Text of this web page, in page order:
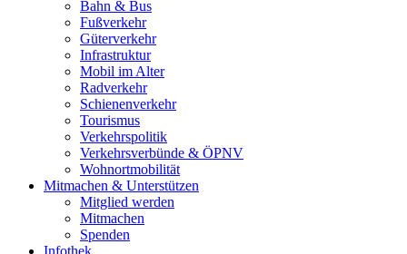
Bahn & Bus
Fußverkehr
Güterverkehr
Infrastruktur
Mobil im Alter
Radverkehr
Schienenverkehr
Tourismus
Verkehrspolitik
Verkehrsverbünde & ÖPNV
Wohnortmobilität
Mitmachen & Unterstützen
Mitglied werden
Mitmachen
Spenden
Infothek